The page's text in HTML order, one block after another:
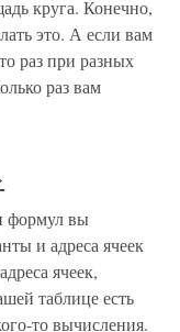
круга. Конечно,
это. А если вам
раз при разных
раз вам
формул вы
и адреса ячеек
ячеек,
таблице есть
то вычисления.